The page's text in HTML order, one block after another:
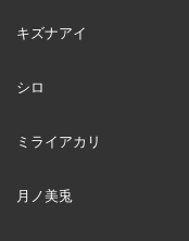
キズナアイ
シロ
ミライアカリ
月ノ美兎
03